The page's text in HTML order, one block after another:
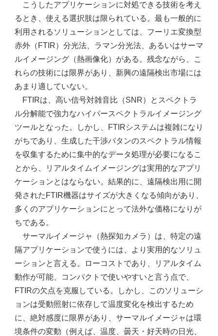
こうしたアプリケーションに対処できる技術を考え
るとき、使える選択肢は限られている。最も一般的に
利用されるソリューションとしては、フーリエ変換型
赤外（FTIR）分光法、ラマン分光法、あるいはサーマ
ルイメージング（熱画像化）がある。残念ながら、こ
れらの技術には限界があり、新興の遠隔検出市場には
あまり適していない。
FTIRは、高い信号対雑音比（SNR）とスペクトラ
ル分解能で強力なハイパースペクトラルイメージング
ツールとなった。しかし、FTIRシステムは複雑になり
がちであり、生成した干渉パタンのスペクトラル情報
を収集するために集中的なデータ処理が必要になるこ
とから、リアルタイムイメージングは実用的なアプリ
ケーションとはならない。結果的に、遠隔検出用に開
発されたFTIR機器はサイズが大きくなる傾向があり、
多くのアプリケーションにとって法外な価格になりが
ちである。
サーマルイメージャ（熱探知カメラ）は、特定の遠
隔アプリケーションで使うには、より実用的なソリュ
ーションと言える。ローコストであり、リアルタイム
動作が可能、コンパクトで使いやすいと言う点で、
FTIRの欠点を克服している。しかし、このソリューシ
ョンは受動照射に依存して温度変化を検出するため
に、絶対感度に限界があり、サーマルイメージャは環
境条件の変動（例えば、温度、曇天・好天時の日光、